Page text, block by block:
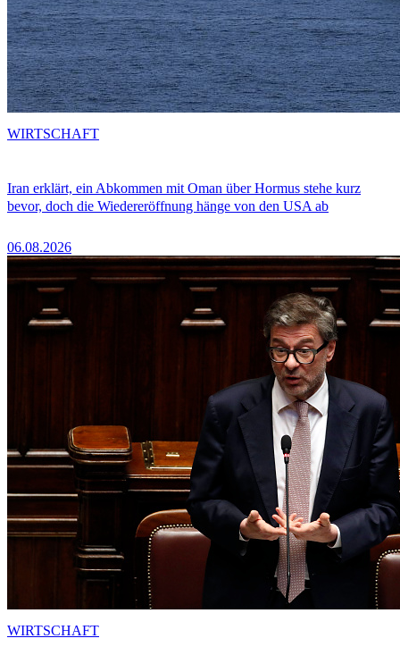
Iran erklärt, ein Abkommen mit Oman über Hormus stehe kurz
bevor, doch die Wiedereröffnung hänge von den USA ab
06.08.2026
WIRTSCHAFT
WIRTSCHAFT